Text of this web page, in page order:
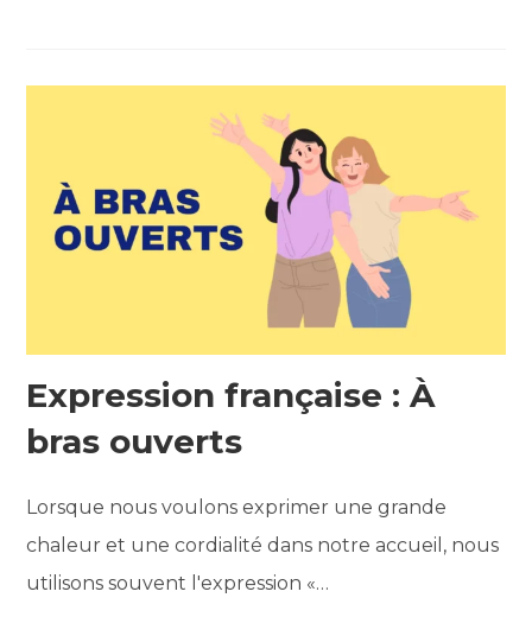
Expression française : À
bras ouverts
Lorsque nous voulons exprimer une grande
chaleur et une cordialité dans notre accueil, nous
utilisons souvent l'expression «…